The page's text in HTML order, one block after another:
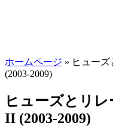
ホームページ » ヒューズ
(2003-2009)
ヒューズとリレ
II (2003-2009)